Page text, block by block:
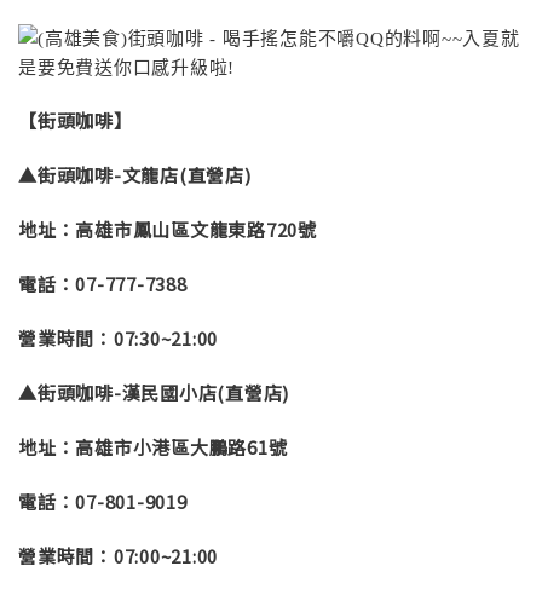
【街頭咖啡】
▲街頭咖啡-文龍店(直營店)
地址：高雄市鳳山區文龍東路720號
電話：07-777-7388
營業時間：07:30~21:00
▲街頭咖啡-漢民國小店(直營店)
地址：高雄市小港區大鵬路61號
電話：07-801-9019
營業時間：07:00~21:00